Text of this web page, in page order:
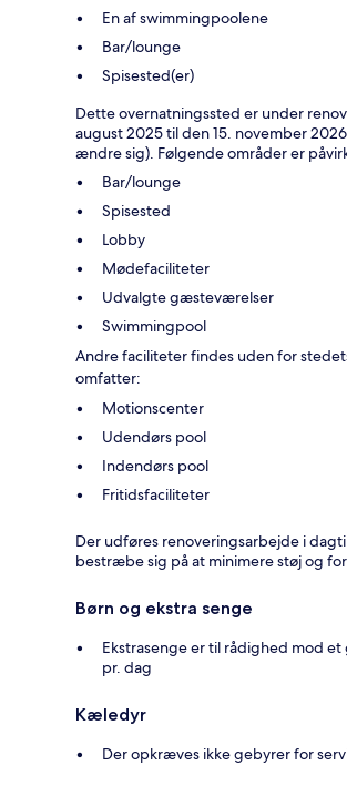
En af swimmingpoolene
Bar/lounge
Spisested(er)
Dette overnatningssted er under
august 2025 til den 15. november
ændre sig). Følgende områder er
Bar/lounge
Spisested
Lobby
Mødefaciliteter
Udvalgte gæsteværelser
Swimmingpool
Andre faciliteter findes uden for
omfatter:
Motionscenter
Udendørs pool
Indendørs pool
Fritidsfaciliteter
Der udføres renoveringsarbejde i
bestræbe sig på at minimere støj og
Børn og ekstra senge
Ekstrasenge er til rådighed mod et
pr. dag
Kæledyr
Der opkræves ikke gebyrer for